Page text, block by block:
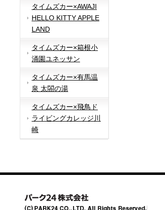
タイムズカー×AWAJI
HELLO KITTY APPLE
LAND
タイムズカー×箱根小
涌園ユネッサン
タイムズカー×有馬温
泉 太閤の湯
タイムズカー×飛鳥ド
ライビングカレッジ川
崎